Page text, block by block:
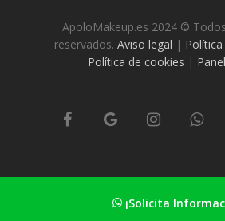
ApoloMakeup.es 2024 ©
reservados. Aviso legal |
Política de cookies |
DafneStudio.es Diseño web
¡Solicita